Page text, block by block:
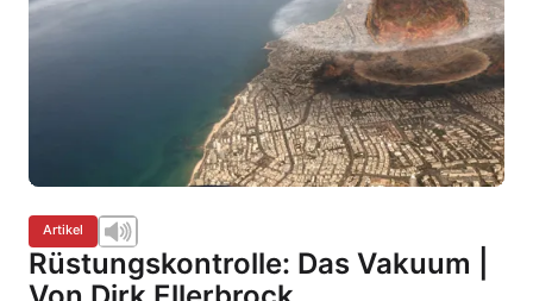
Artikel
Rüstungskontrolle: Das Vakuum |